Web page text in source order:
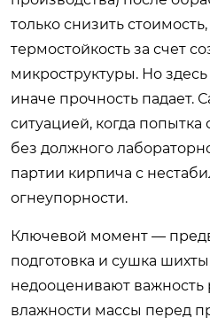
только снизить
термостойкость за счет
микроструктуры. Но
иначе прочность падает.
ситуацией, когда
без должного
партии кирпича с
огнеупорности.
Ключевой момент —
подготовка и сушка
недооценивают
влажности массы перед